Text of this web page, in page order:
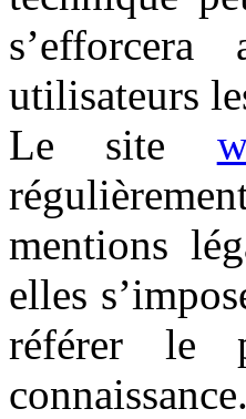
utilisateurs
Le site
mentions
elles
référer le
connaissance.